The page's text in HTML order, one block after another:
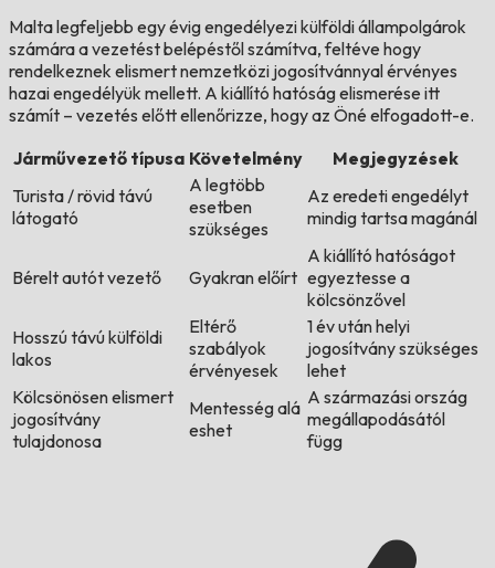
Malta legfeljebb egy évig engedélyezi külföldi állampolgárok
számára a vezetést belépéstől számítva, feltéve hogy
rendelkeznek elismert nemzetközi jogosítvánnyal érvényes
hazai engedélyük mellett. A kiállító hatóság elismerése itt
számít – vezetés előtt ellenőrizze, hogy az Öné elfogadott-e.
Járművezető típusa Követelmény
Megjegyzések
Turista / rövid távú
látogató
A legtöbb
esetben
szükséges
Az eredeti engedélyt
mindig tartsa magánál
Bérelt autót vezető Gyakran előírt
A kiállító hatóságot
egyeztesse a
kölcsönzővel
Hosszú távú külföldi
lakos
Eltérő
szabályok
érvényesek
1 év után helyi
jogosítvány szükséges
lehet
Kölcsönösen elismert
jogosítvány
tulajdonosa
Mentesség alá
eshet
A származási ország
megállapodásától
függ